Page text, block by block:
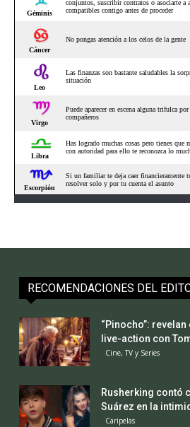
RECOMENDACIONES DEL
“Pinocho”:
live-action con
Cine, TV y Series
Rusherking contó
Suárez en la
Caripelas